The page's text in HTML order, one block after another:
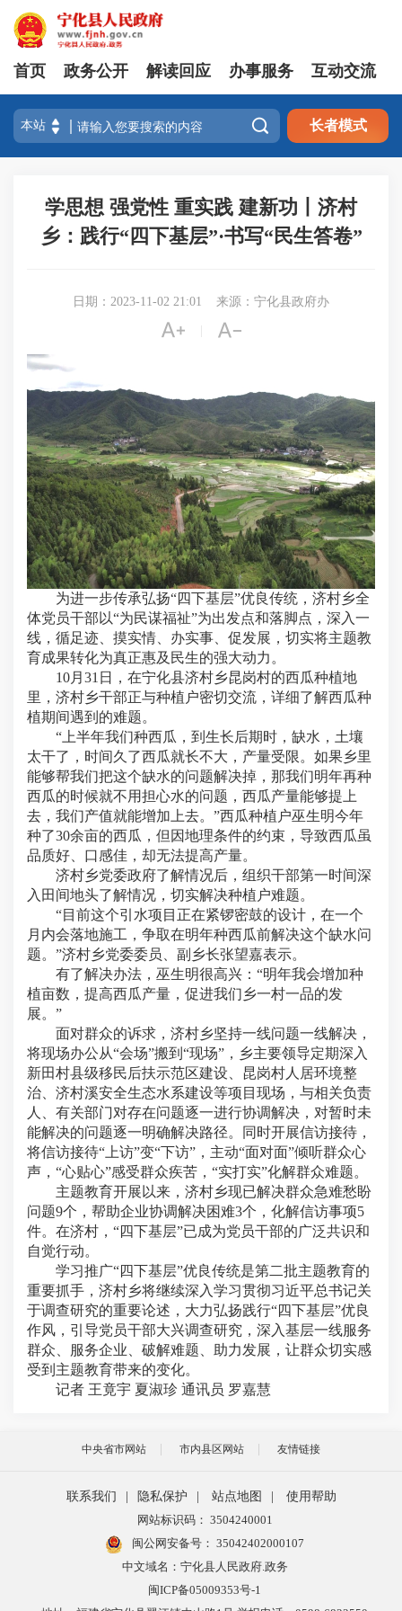
首页 政务公开 解读回应 办事服务 互动交流
 长者模式
学思想 强党性 重实践 建新功丨济村
乡：践行“四下基层”·书写“民生答卷”
日期：2023-11-02 21:01 来源：宁化县政府办
 
为进一步传承弘扬“四下基层”优良传统，济村乡全
体党员干部以“为民谋福祉”为出发点和落脚点，深入一
线，循足迹、摸实情、办实事、促发展，切实将主题教
育成果转化为真正惠及民生的强大动力。
10月31日，在宁化县济村乡昆岗村的西瓜种植地
里，济村乡干部正与种植户密切交流，详细了解西瓜种
植期间遇到的难题。
“上半年我们种西瓜，到生长后期时，缺水，土壤
太干了，时间久了西瓜就长不大，产量受限。如果乡里
能够帮我们把这个缺水的问题解决掉，那我们明年再种
西瓜的时候就不用担心水的问题，西瓜产量能够提上
去，我们产值就能增加上去。”西瓜种植户巫生明今年
种了30余亩的西瓜，但因地理条件的约束，导致西瓜虽
品质好、口感佳，却无法提高产量。
济村乡党委政府了解情况后，组织干部第一时间深
入田间地头了解情况，切实解决种植户难题。
“目前这个引水项目正在紧锣密鼓的设计，在一个
月内会落地施工，争取在明年种西瓜前解决这个缺水问
题。”济村乡党委委员、副乡长张望嘉表示。
有了解决办法，巫生明很高兴：“明年我会增加种
植亩数，提高西瓜产量，促进我们乡一村一品的发
展。”
面对群众的诉求，济村乡坚持一线问题一线解决，
将现场办公从“会场”搬到“现场”，乡主要领导定期深入
新田村县级移民后扶示范区建设、昆岗村人居环境整
治、济村溪安全生态水系建设等项目现场，与相关负责
人、有关部门对存在问题逐一进行协调解决，对暂时未
能解决的问题逐一明确解决路径。同时开展信访接待，
将信访接待“上访”变“下访”，主动“面对面”倾听群众心
声，“心贴心”感受群众疾苦，“实打实”化解群众难题。
主题教育开展以来，济村乡现已解决群众急难愁盼
问题9个，帮助企业协调解决困难3个，化解信访事项5
件。在济村，“四下基层”已成为党员干部的广泛共识和
自觉行动。
学习推广“四下基层”优良传统是第二批主题教育的
重要抓手，济村乡将继续深入学习贯彻习近平总书记关
于调查研究的重要论述，大力弘扬践行“四下基层”优良
作风，引导党员干部大兴调查研究，深入基层一线服务
群众、服务企业、破解难题、助力发展，让群众切实感
受到主题教育带来的变化。
记者 王竟宇 夏淑珍 通讯员 罗嘉慧
中央省市网站 市内县区网站 友情链接
联系我们 | 隐私保护 | 站点地图 |
使用帮助
网站标识码： 3504240001
闽公网安备号： 35042402000107
中文域名：宁化县人民政府.政务
闽ICP备05009353号-1